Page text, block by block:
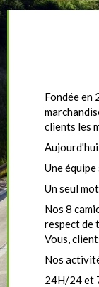
Fondée en
clients les
Une
Un seul
Nos 8
respect de
Vous,
Nos
24H/24 et